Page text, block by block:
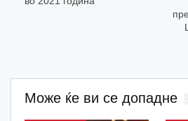
Може ќе ви се допадне